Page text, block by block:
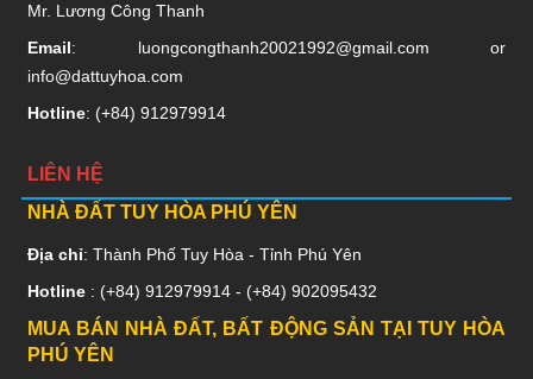
Mr. Lương Công Thanh
Email: luongcongthanh20021992@gmail.com or
info@dattuyhoa.com
Hotline: (+84) 912979914
LIÊN HỆ
NHÀ ĐẤT TUY HÒA PHÚ YÊN
Địa chỉ: Thành Phố Tuy Hòa - Tỉnh Phú Yên
Hotline : (+84) 912979914- (+84) 902095432
MUA BÁN NHÀ ĐẤT, BẤT ĐỘNG SẢN TẠI TUY HÒA
PHÚ YÊN